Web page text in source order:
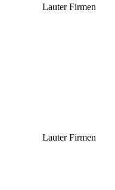
Lauter Firmen
Lauter Firmen